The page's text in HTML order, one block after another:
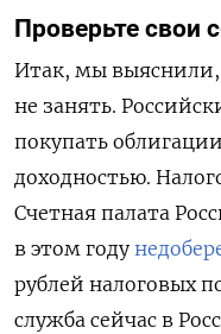
Проверьте свои
Итак, мы выяснили,
не занять.
покупать
доходностью.
Счетная палата
в этом году
рублей налоговых
служба сейчас в